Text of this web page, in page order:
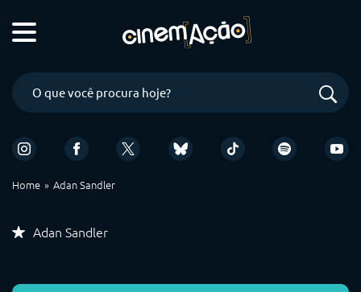
Home Adan Sandler
Adan Sandler